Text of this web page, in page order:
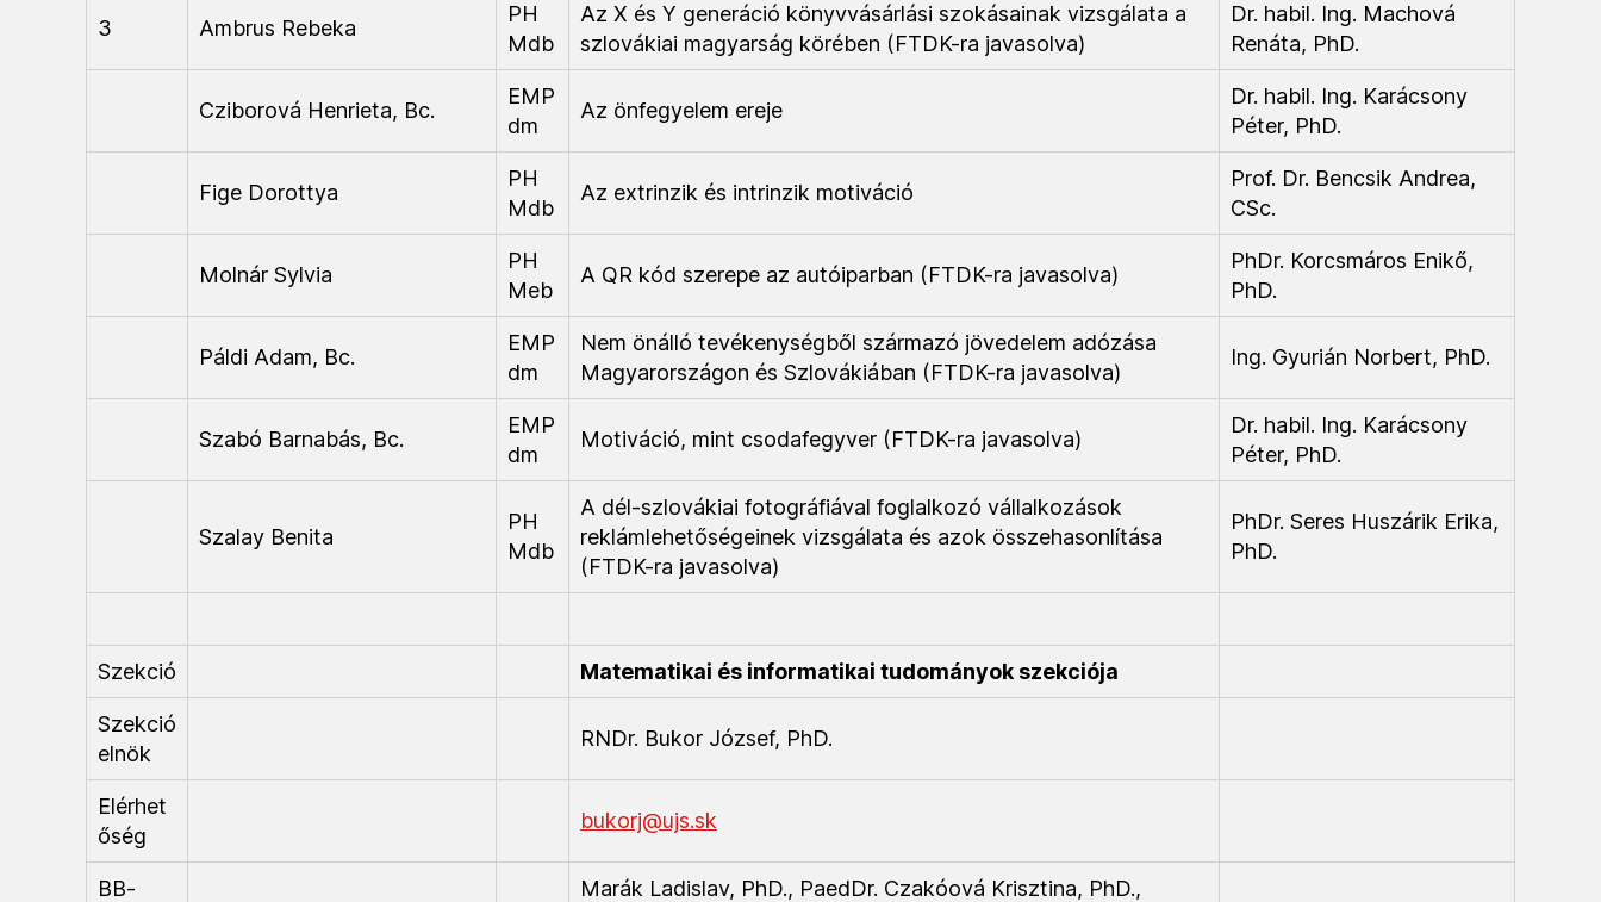
3 Ambrus Rebeka
PH
Mdb
Az X és Y generáció könyvvásárlási szokásainak vizsgálata a
szlovákiai magyarság körében (FTDK-ra javasolva)
Dr. habil. Ing. Machová
Renáta, PhD.
Cziborová Henrieta, Bc.
EMP
dm
Az önfegyelem ereje
Dr. habil. Ing. Karácsony
Péter, PhD.
Fige Dorottya
PH
Mdb
Az extrinzik és intrinzik motiváció
Prof. Dr. Bencsik Andrea,
CSc.
Molnár Sylvia
PH
Meb
A QR kód szerepe az autóiparban (FTDK-ra javasolva)
PhDr. Korcsmáros Enikő,
PhD.
Páldi Adam, Bc.
EMP
dm
Nem önálló tevékenységből származó jövedelem adózása
Magyarországon és Szlovákiában (FTDK-ra javasolva)
Ing. Gyurián Norbert, PhD.
Szabó Barnabás, Bc.
EMP
dm
Motiváció, mint csodafegyver (FTDK-ra javasolva)
Dr. habil. Ing. Karácsony
Péter, PhD.
Szalay Benita
PH
Mdb
A dél-szlovákiai fotográfiával foglalkozó vállalkozások
reklámlehetőségeinek vizsgálata és azok összehasonlítása
(FTDK-ra javasolva)
PhDr. Seres Huszárik Erika,
PhD.
Szekció Matematikai és informatikai tudományok szekciója
Szekció
elnök
RNDr. Bukor József, PhD.
Elérhet
őség
bukorj@ujs.sk
BB-
Marák Ladislav, PhD., PaedDr. Czakóová Krisztina, PhD.,